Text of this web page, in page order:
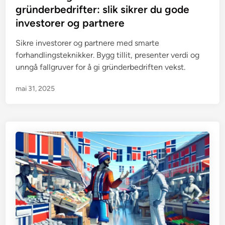
e
d
n
gründerbedrifter: slik sikrer du gode
investorer og partnere
Sikre investorer og partnere med smarte
forhandlingsteknikker. Bygg tillit, presenter verdi og
unngå fallgruver for å gi gründerbedriften vekst.
mai 31, 2025